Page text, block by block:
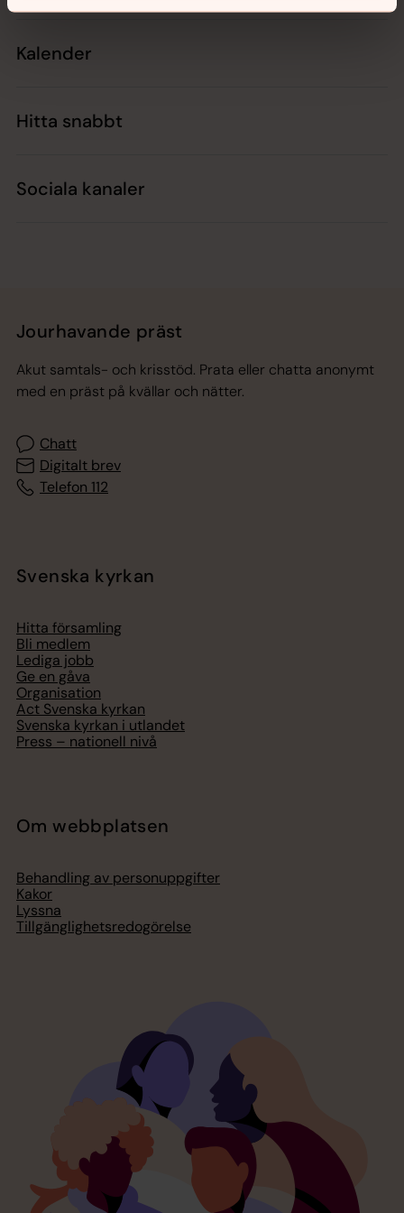
Kalender
Hitta snabbt
Sociala kanaler
Jourhavande präst
Akut samtals- och krisstöd. Prata eller chatta anonymt
med en präst på kvällar och nätter.
Chatt
Digitalt brev
Telefon 112
Svenska kyrkan
Hitta församling
Bli medlem
Lediga jobb
Ge en gåva
Organisation
Act Svenska kyrkan
Svenska kyrkan i utlandet
Press – nationell nivå
Om webbplatsen
Behandling av personuppgifter
Kakor
Lyssna
Tillgänglighetsredogörelse